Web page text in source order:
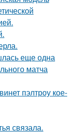
еще одна
матча
пэлтроу кое-
связала.